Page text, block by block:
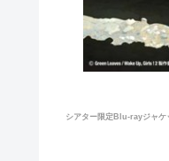
シアター限定Blu-rayジャケ